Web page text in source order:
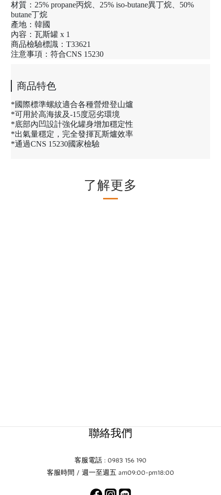
材質：25% propane丙烷、25% iso-butane異丁烷、50%
butane丁烷
產地：韓國
內容：瓦斯罐 x 1
商品檢驗標識：T33621
注意事項：符合CNS 15230
商品特色
*國際標準螺紋適合各種營燈登山爐
*可用於高海拔及-15度惡劣環境
*底部內凹設計強化罐身增加穩定性
*出氣量穩定，完全發揮瓦斯爐效率
*通過CNS 15230國家檢驗
了解更多
聯絡我們
客服電話 : 0983 156 190
客服時間 / 週一至週五 am09:00-pm18:00